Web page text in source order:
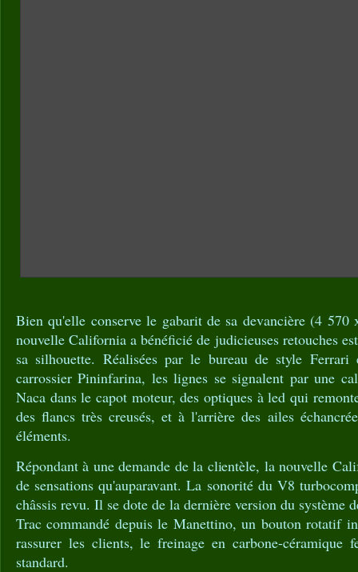
Bien qu'elle conserve le gabarit de sa devancière (4
nouvelle California a bénéficié de judicieuses retouches
sa silhouette. Réalisées par le bureau de style Ferrari
carrossier Pininfarina, les lignes se signalent par une
Naca dans le capot moteur, des optiques à led qui
des flancs très creusés, et à l'arrière des ailes
éléments.
Répondant à une demande de la clientèle, la nouvelle
de sensations qu'auparavant. La sonorité du V8
châssis revu. Il se dote de la dernière version du système
Trac commandé depuis le Manettino, un bouton rotatif
rassurer les clients, le freinage en carbone-céramique
standard.